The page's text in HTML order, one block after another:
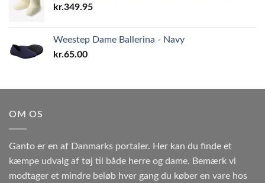
kr.349.95
Weestep Dame Ballerina - Navy
kr.65.00
OM OS
Ganto er en af Danmarks portaler. Her kan du finde et
kæmpe udvalg af tøj til både herre og dame. Bemærk vi
modtager et mindre beløb hver gang du køber en vare hos